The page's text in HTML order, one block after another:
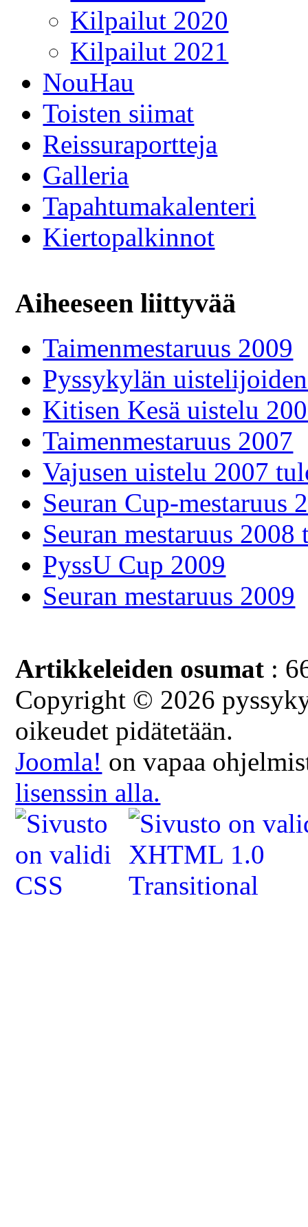
Kilpailut 2020
Kilpailut 2021
NouHau
Toisten siimat
Reissuraportteja
Galleria
Tapahtumakalenteri
Kiertopalkinnot
Aiheeseen liittyvää
Taimenmestaruus 2009
Pyssykylän
Kitisen Kesä uistelu
Taimenmestaruus 2007
Vajusen uistelu 2007
Seuran Cup-mestaruus
Seuran mestaruus 2008
PyssU Cup 2009
Seuran mestaruus 2009
Artikkeleiden osumat :
Copyright © 2026
oikeudet pidätetään.
Joomla! on vapaa
lisenssin alla.